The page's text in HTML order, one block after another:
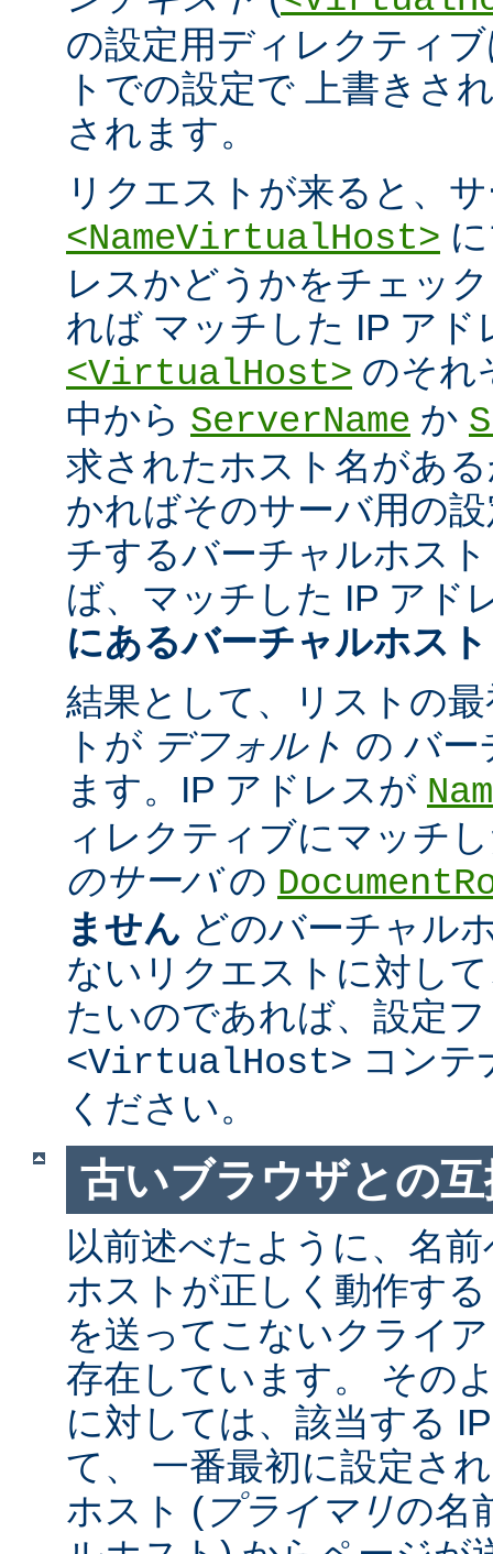
の設定用ディレクティ
トでの設定で 上書きさ
されます。
リクエストが来ると、
<NameVirtualHost>
レスかどうかをチェッ
れば マッチした IP アド
<VirtualHost> のそれ
中から ServerName か
求されたホスト名があ
かればそのサーバ用の
チするバーチャルホス
ば、マッチした IP アド
にあるバーチャルホスト
結果として、リストの
トが デフォルト の バー
ます。IP アドレスが
ィレクティブにマッチ
のサーバの
ません どのバーチャル
ないリクエストに対し
たいのであれば、設定
<VirtualHost> コンテ
ください。
古いブラウザとの
以前述べたように、名
ホストが正しく動作す
を送ってこないクライ
存在しています。 その
に対しては、該当する
て、 一番最初に設定さ
ホスト ( プライマリの名